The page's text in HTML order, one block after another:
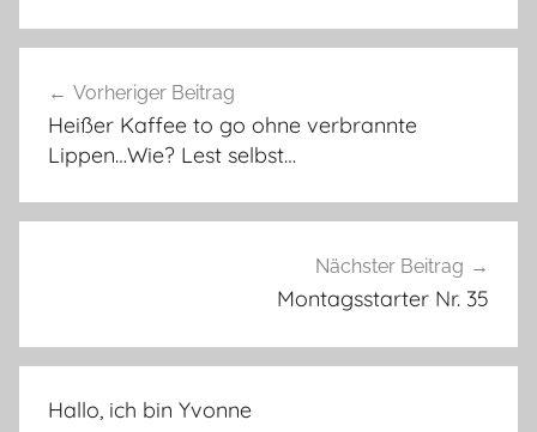
Vorheriger Beitrag
Heißer Kaffee to go ohne verbrannte
Lippen…Wie? Lest selbst…
Nächster Beitrag
Montagsstarter Nr. 35
Hallo, ich bin Yvonne